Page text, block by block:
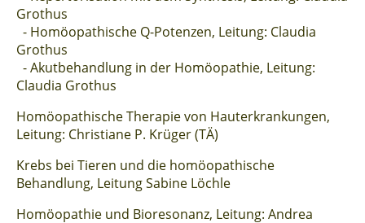
Grothus
- Homöopathische Q-Potenzen, Leitung: Claudia
Grothus
- Akutbehandlung in der Homöopathie, Leitung:
Claudia Grothus
Homöopathische Therapie von Hauterkrankungen,
Leitung: Christiane P. Krüger (TÄ)
Krebs bei Tieren und die homöopathische
Behandlung, Leitung Sabine Löchle
Homöopathie und Bioresonanz, Leitung: Andrea